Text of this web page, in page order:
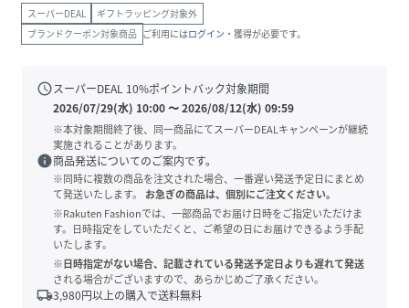
スーパーDEAL
ギフトラッピング対象外
ブランドクーポン対象商品 ご利用にはログイン ・獲得が必要です。
scheduleスーパーDEAL 10%ポイントバック対象期間
2026/07/29(水) 10:00〜2026/08/12(水) 09:59
※本対象期間終了後、同一商品にてスーパーDEALキャンペーンが継続
実施されることがあります。
info商品発送についてのご案内です。
※同時に複数の商品を注文された場合、一番遅い発送予定日にまとめ
て発送いたします。
お急ぎの商品は、個別にご注文ください。
※Rakuten Fashionでは、一部商品でお届け日時をご指定いただけま
す。日時指定をしていただくと、ご希望の日にお届けできるよう手配
いたします。
※日時指定がない場合、記載されている発送予定日よりも遅れて発送
される場合がございますので、あらかじめご了承ください。
local_shipping3,980円以上の購入で送料無料